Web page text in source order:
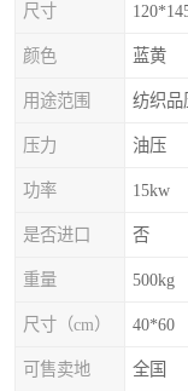
尺寸
颜色 蓝黄
用途范围 纺织品
压力 油压
功率 15kw
是否进口 否
重量 500kg
尺寸（cm） 40*60
可售卖地 全国